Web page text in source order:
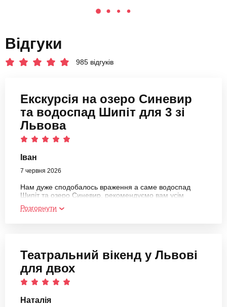
Відгуки
985 відгуків
Екскурсія на озеро Синевир
та водоспад Шипіт для 3 зі
Львова
Іван
7 червня 2026
Нам дуже сподобалось враження а саме водоспад
Шипіт та озеро Синевир, рекомендуємо вам усім
Розгорнути
Театральний вікенд у Львові
для двох
Наталія